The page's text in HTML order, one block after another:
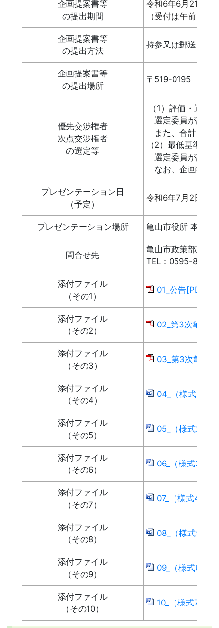
企画提案書等
の提出期間
令和6年6月21日（
（受付は午前8時
企画提案書等
の提出方法
持参又は郵送（簡
企画提案書等
の提出場所
〒519-0195 三重
優先交渉権者
次点交渉権者
の選定等
（1）評価・選定
選定委員が評価
また、合計点が
（2）最低基準点
選定委員が評価
なお、企画提案
プレゼンテーション日
（予定）
令和6年7月2日（
プレゼンテーション場所 亀山市役所 本庁舎
問合せ先
亀山市政策部政策
TEL：0595-84-
添付ファイル
（その1）
01_公告[PDF：
添付ファイル
（その2）
02_第3次亀山
添付ファイル
（その3）
03_第3次亀山
添付ファイル
（その4）
04_（様式1）
添付ファイル
（その5）
05_（様式2）
添付ファイル
（その6）
06_（様式3）
添付ファイル
（その7）
07_（様式4）
添付ファイル
（その8）
08_（様式5）
添付ファイル
（その9）
09_（様式6）
添付ファイル
（その10）
10_（様式7）